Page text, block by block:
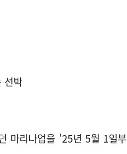
선박
마리나업을 '25년 5월 1일부